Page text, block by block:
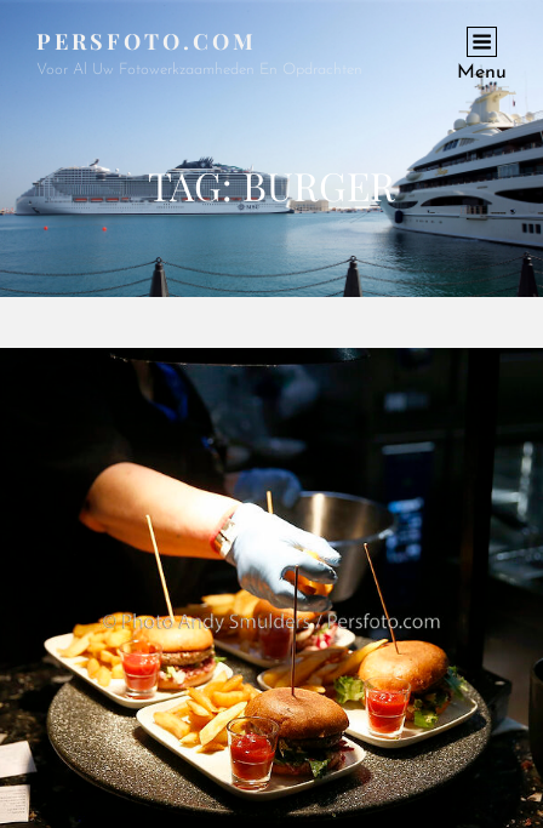
PERSFOTO.COM
Voor Al Uw Fotowerkzaamheden En Opdrachten Menu
TAG:BURGER